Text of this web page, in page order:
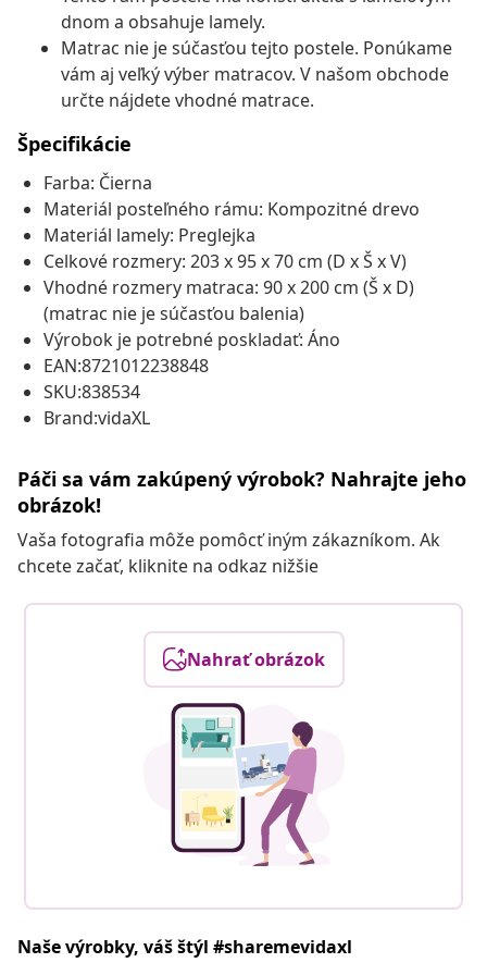
dnom a obsahuje lamely.
Matrac nie je súčasťou tejto postele. Ponúkame
vám aj veľký výber matracov. V našom obchode
určte nájdete vhodné matrace.
Špecifikácie
Farba: Čierna
Materiál posteľného rámu: Kompozitné drevo
Materiál lamely: Preglejka
Celkové rozmery: 203 x 95 x 70 cm (D x Š x V)
Vhodné rozmery matraca: 90 x 200 cm (Š x D)
(matrac nie je súčasťou balenia)
Výrobok je potrebné poskladať: Áno
EAN:8721012238848
SKU:838534
Brand:vidaXL
Páči sa vám zakúpený výrobok? Nahrajte jeho
obrázok!
Vaša fotografia môže pomôcť iným zákazníkom. Ak
chcete začať, kliknite na odkaz nižšie
Nahrať obrázok
Naše výrobky, váš štýl #sharemevidaxl